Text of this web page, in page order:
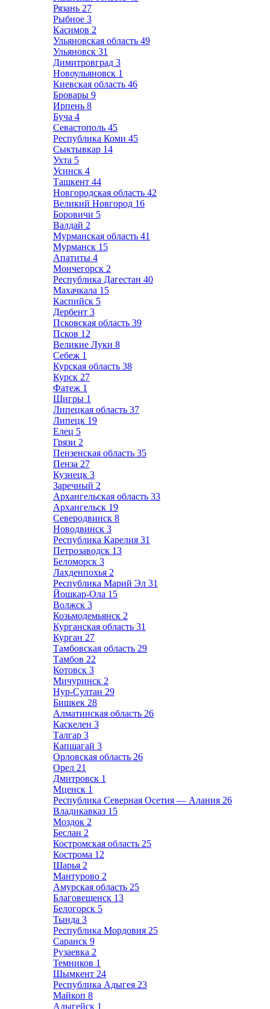
Рязань 27
Рыбное 3
Касимов 2
Ульяновская область 49
Ульяновск 31
Димитровград 3
Новоульяновск 1
Киевская область 46
Бровары 9
Ирпень 8
Буча 4
Севастополь 45
Республика Коми 45
Сыктывкар 14
Ухта 5
Усинск 4
Ташкент 44
Новгородская область 42
Великий Новгород 16
Боровичи 5
Валдай 2
Мурманская область 41
Мурманск 15
Апатиты 4
Мончегорск 2
Республика Дагестан 40
Махачкала 15
Каспийск 5
Дербент 3
Псковская область 39
Псков 12
Великие Луки 8
Себеж 1
Курская область 38
Курск 27
Фатеж 1
Щигры 1
Липецкая область 37
Липецк 19
Елец 5
Грязи 2
Пензенская область 35
Пенза 27
Кузнецк 3
Заречный 2
Архангельская область 33
Архангельск 19
Северодвинск 8
Новодвинск 3
Республика Карелия 31
Петрозаводск 13
Беломорск 3
Лахденпохья 2
Республика Марий Эл 31
Йошкар-Ола 15
Волжск 3
Козьмодемьянск 2
Курганская область 31
Курган 27
Тамбовская область 29
Тамбов 22
Котовск 3
Мичуринск 2
Нур-Султан 29
Бишкек 28
Алматинская область 26
Каскелен 3
Талгар 3
Капшагай 3
Орловская область 26
Орел 21
Дмитровск 1
Мценск 1
Республика Северная Осетия — Алания 26
Владикавказ 15
Моздок 2
Беслан 2
Костромская область 25
Кострома 12
Шарья 2
Мантурово 2
Амурская область 25
Благовещенск 13
Белогорск 5
Тында 3
Республика Мордовия 25
Саранск 9
Рузаевка 2
Темников 1
Шымкент 24
Республика Адыгея 23
Майкоп 8
Адыгейск 1